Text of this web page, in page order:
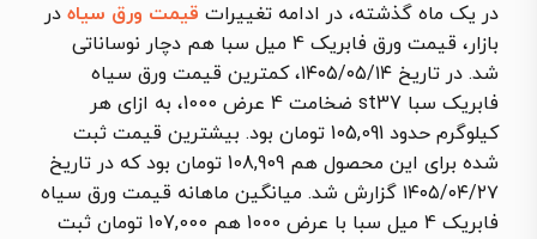
در یک ماه گذشته، در ادامه تغییرات قیمت ورق سیاه در
بازار، قیمت ورق فابریک 4 میل سبا هم دچار نوساناتی
شد. در تاریخ ۱۴۰۵/۰۵/۱۴، کمترین قیمت ورق سیاه
فابریک سبا st37 ضخامت 4 عرض 1000، به ازای هر
کیلوگرم حدود 105,091 تومان بود. بیشترین قیمت ثبت
شده برای این محصول هم 108,909 تومان بود که در تاریخ
۱۴۰۵/۰۴/۲۷ گزارش شد. میانگین ماهانه قیمت ورق سیاه
فابریک 4 میل سبا با عرض 1000 هم 107,000 تومان ثبت